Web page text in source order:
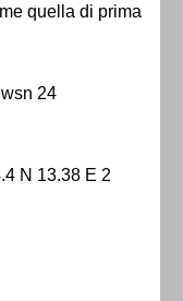
quella di prima
24
N 13.38 E 2